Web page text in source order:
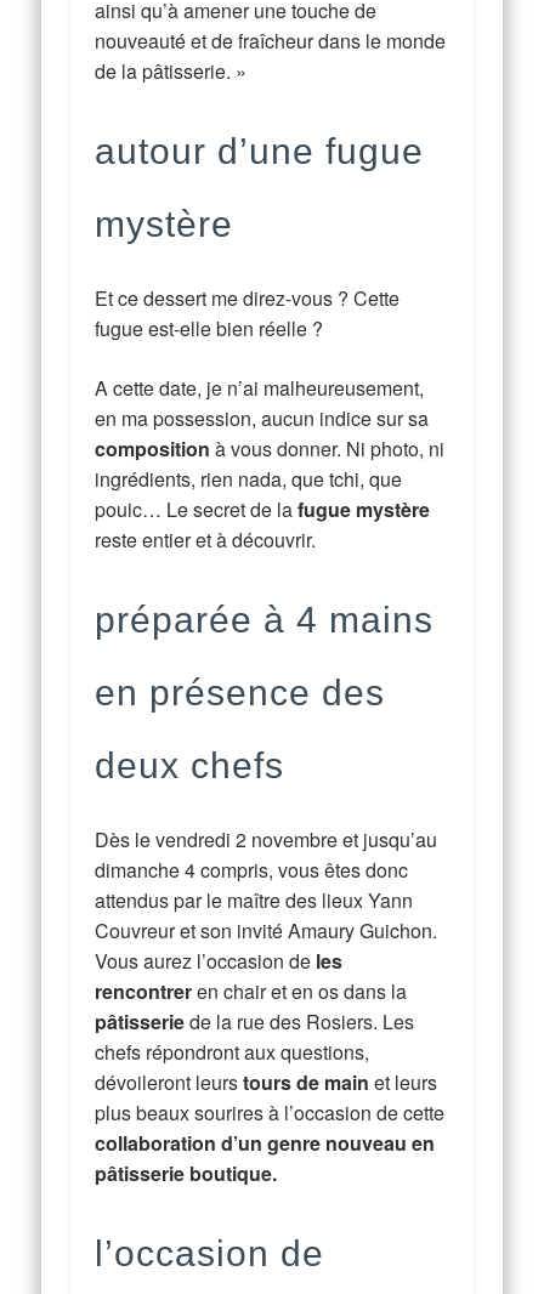
ainsi qu’à amener une touche de
nouveauté et de fraîcheur dans le monde
de la pâtisserie. »
autour d’une fugue
mystère
Et ce dessert me direz-vous ? Cette
fugue est-elle bien réelle ?
A cette date, je n’ai malheureusement,
en ma possession, aucun indice sur sa
composition à vous donner. Ni photo, ni
ingrédients, rien nada, que tchi, que
pouic… Le secret de lafugue mystère
reste entier et à découvrir.
préparée à 4 mains
en présence des
deux chefs
Dès le vendredi 2 novembre et jusqu’au
dimanche 4 compris, vous êtes donc
attendus par le maître des lieux Yann
Couvreur et son invité Amaury Guichon.
Vous aurez l’occasion de les
rencontreren chair et en os dans la
pâtisseriede la rue des Rosiers. Les
chefs répondront aux questions,
dévoileront leurstours de main et leurs
plus beaux sourires à l’occasion de cette
collaboration d’un genre nouveau en
pâtisserie boutique.
l’occasion de